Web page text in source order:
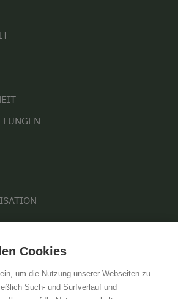
Cookies
um die Nutzung unserer Webseiten zu
Such- und Surfverlauf und